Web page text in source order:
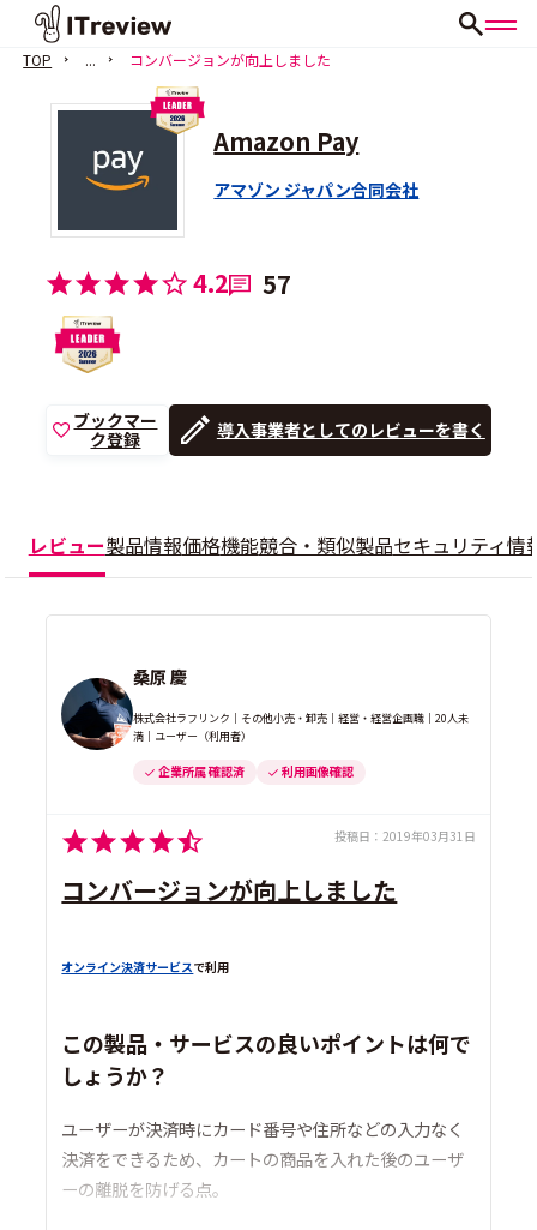
TOP ... コンバージョンが向上しました
Amazon Pay
アマゾン ジャパン合同会社
4.2 57
ブックマー
ク登録
導入事業者としてのレビューを書く
レビュー製品情報価格機能競合・類似製品セキュリティ情
桑原 慶
株式会社ラフリンク｜その他小売・卸売｜経営・経営企画職｜20人未
満｜ユーザー（利用者）
企業所属 確認済 利用画像確認
投稿日： 2019年03月31日
コンバージョンが向上しました
オンライン決済サービスで利用
この製品・サービスの良いポイントは何で
しょうか？
ユーザーが決済時にカード番号や住所などの入力なく
決済をできるため、カートの商品を入れた後のユーザ
ーの離脱を防げる点。